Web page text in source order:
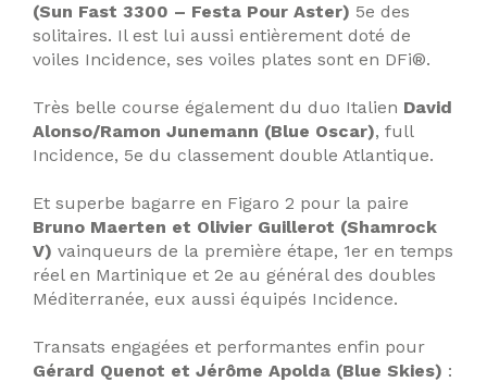
(Sun Fast 3300 – Festa Pour Aster) 5e des
solitaires. Il est lui aussi entièrement doté de
voiles Incidence, ses voiles plates sont en DFi®.
Très belle course également du duo Italien David
Alonso/Ramon Junemann (Blue Oscar), full
Incidence, 5e du classement double Atlantique.
Et superbe bagarre en Figaro 2 pour la paire
Bruno Maerten et Olivier Guillerot (Shamrock
V) vainqueurs de la première étape, 1er en temps
réel en Martinique et 2e au général des doubles
Méditerranée, eux aussi équipés Incidence.
Transats engagées et performantes enfin pour
Gérard Quenot et Jérôme Apolda (Blue Skies) :